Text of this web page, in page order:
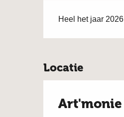
Heel het jaar 2026
Locatie
Art'monie